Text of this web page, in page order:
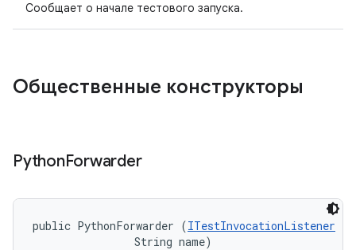
Сообщает о начале тестового запуска.
Общественные конструкторы
PythonForwarder
public PythonForwarder (ITestInvocationListener
                String name)